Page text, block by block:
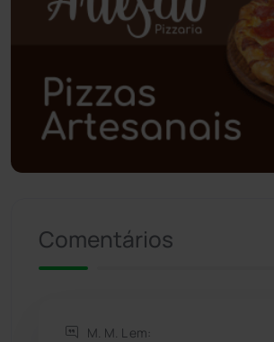
Poções
Polícia Civil
Polícia Militar
Política
Riacho de Santana
Rio de Contas
Comentários
M. M. L em: